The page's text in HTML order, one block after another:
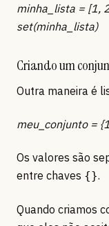
minha_lista = [1,
set(minha_lista)
Criando um
Outra maneira é
meu_conjunto =
Os valores são
entre chaves {}.
Quando criamos